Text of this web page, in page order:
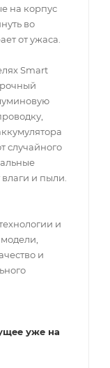
на корпус
во
от ужаса.
Smart
случайного
и пыли.
и
и
уже на